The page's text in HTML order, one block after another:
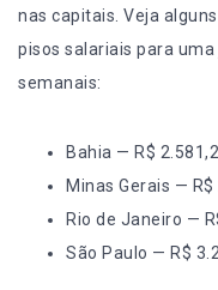
nas capitais. Veja
pisos salariais para
semanais:
Bahia — R$
Minas Gerais — R$
Rio de Janeiro —
São Paulo — R$